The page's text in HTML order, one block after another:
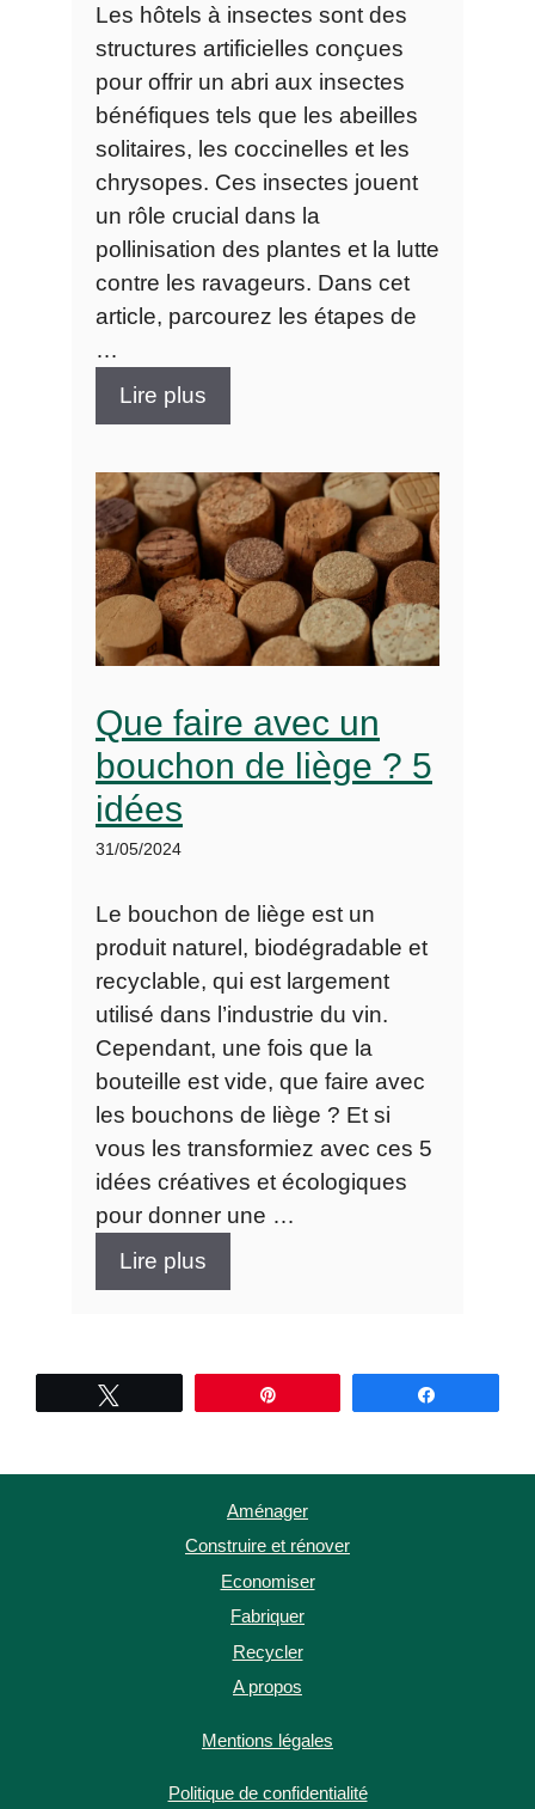
Les hôtels à insectes sont des
structures artificielles conçues
pour offrir un abri aux insectes
bénéfiques tels que les abeilles
solitaires, les coccinelles et les
chrysopes. Ces insectes jouent
un rôle crucial dans la
pollinisation des plantes et la lutte
contre les ravageurs. Dans cet
article, parcourez les étapes de
…
Lire plus
Que faire avec un
bouchon de liège ? 5
idées
31/05/2024
Le bouchon de liège est un
produit naturel, biodégradable et
recyclable, qui est largement
utilisé dans l’industrie du vin.
Cependant, une fois que la
bouteille est vide, que faire avec
les bouchons de liège ? Et si
vous les transformiez avec ces 5
idées créatives et écologiques
pour donner une …
Lire plus
Aménager
Construire et rénover
Economiser
Fabriquer
Recycler
A propos
Mentions légales
Politique de confidentialité